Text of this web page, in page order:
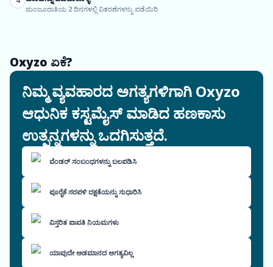
ಮಂಜೂರಾತಿಯ 2 ದಿನಗಳಲ್ಲಿ ವಿತರಣೆಗಳನ್ನು ಪಡೆಯಿರಿ
Oxyzo ಏಕೆ?
ನಿಮ್ಮ ವ್ಯವಹಾರದ ಅಗತ್ಯಗಳಿಗಾಗಿ Oxyzo
ಆಧುನಿಕ ಕಸ್ಟಮೈಸ್ ಮಾಡಿದ ಹಣಕಾಸು
ಉತ್ಪನ್ನಗಳನ್ನು ಒದಗಿಸುತ್ತದೆ.
ವೆಂಡರ್ ಸಂಬಂಧಗಳನ್ನು ಬಲಪಡಿಸಿ
ಪೂರೈಕೆ ಸರಪಳಿ ದಕ್ಷತೆಯನ್ನು ಸುಧಾರಿಸಿ
ವಿಸ್ತರಿತ ಪಾವತಿ ನಿಯಮಗಳು
ಯಾವುದೇ ಅಡಮಾನದ ಅಗತ್ಯವಿಲ್ಲ